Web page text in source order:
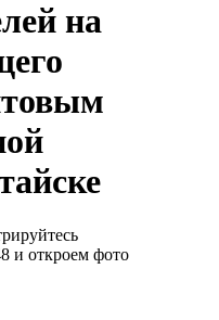
на
и откроем фото